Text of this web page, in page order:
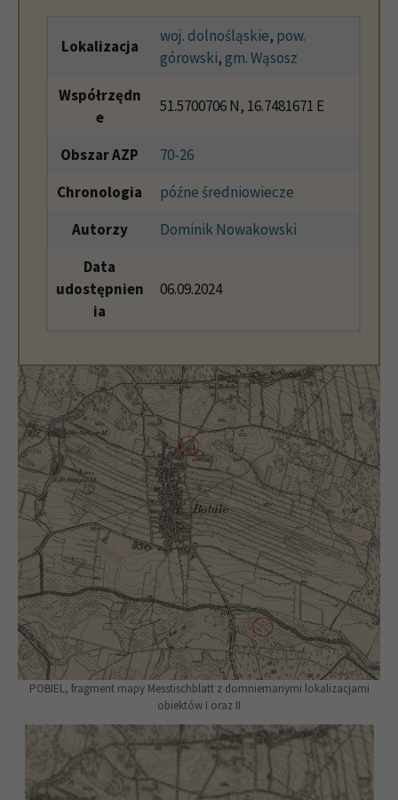
Lokalizacja
woj. dolnośląskie, pow.
górowski, gm. Wąsosz
Współrzędn
e
51.5700706 N, 16.7481671 E
Obszar AZP
70-26
Chronologia
późne średniowiecze
Autorzy
Dominik Nowakowski
Data
udostępnien
ia
06.09.2024
POBIEL, fragment mapy Messtischblatt z domniemanymi lokalizacjami
obiektów I oraz II